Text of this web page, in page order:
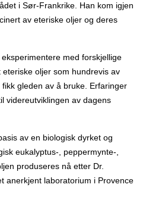
i Sør-Frankrike. Han kom igjen
av eteriske oljer og deres
med forskjellige
oljer som hundrevis av
gleden av å bruke. Erfaringer
videreutviklingen av dagens
av en biologisk dyrket og
eukalyptus-, peppermynte-,
produseres nå etter Dr.
anerkjent laboratorium i Provence